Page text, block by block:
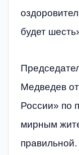
будет
Медведев
России» по
мирным
правильной.